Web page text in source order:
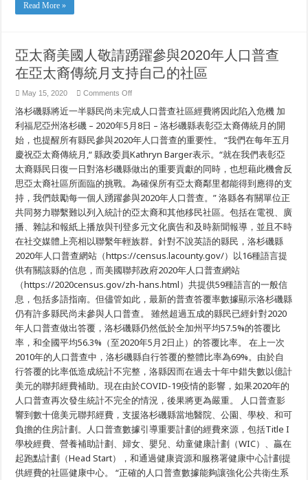
Read More »
亞太裔美國人敬請踴躍參與2020年人口普查
在亞太裔傳統月支持自己的社區
May 15, 2020 Comments Offon
太
裔
美
國
人
敬
請
踴
躍
參
與
2020
年
人
口
普
查
在
亞
太
裔
傳
月
支
持
自
己
的
社
區
洛杉磯縣將近一半縣民尚未完成人口普查社區經費將因此陷入危機 加
利福尼亞州洛杉磯 – 2020年5月8日 – 洛杉磯縣表彰亞太裔傳統月的開
始，也提醒所有縣民參與2020年人口普查的重要性。 “我們在每年五月
慶祝亞太裔傳統月,“ 縣政委員Kathryn Barger表示。“就在我們表彰亞
太裔縣民日復一日對洛杉磯縣做出的重要貢獻的同時，也想藉此機會反
思亞太裔社區所面臨的挑戰。為確保所有亞太裔鄰里都能得到應得的支
持，我們鼓勵每一個人踴躍參與2020年人口普查。” 洛縣各有關單位正
共同努力聯繫難以列入統計的亞太裔和其他移民社區。包括在電視、廣
播、雜誌和報紙上播放與刊登多元文化廣告和及時新聞報導，並且不時
在社交媒體上亮相以聯繫年輕族群。針對不說英語的縣民，洛杉磯縣
2020年人口普查網站（https://census.lacounty.gov/）以16種語言提
供有關該縣的信息，而美國聯邦政府2020年人口普查網站
（https://2020census.gov/zh-hans.html）共提供59種語言的一般信
息，包括多語指南。但儘管如此，最新的普查答覆率數據顯示洛杉磯縣
仍有許多縣民尚未參與人口普查。 雖然超過五成的縣民已經針對2020
年人口普查做出答覆，洛杉磯縣仍然低於全加州平均57.5%的答覆比
率，和全國平均56.3%（至2020年5月2日止）的答覆比率。 在上一次
2010年的人口普查中，洛杉磯縣自行答覆的整體比率為69%。由於自
行答覆的比率低造成統計不完整，洛縣因而在過去十年中錯失數以億計
美元的聯邦經費補助。現在由於COVID-19疫情的影響，如果2020年的
人口普查再次發生統計不完全的情況，後果將更為嚴重。 人口普查影
響到數十億美元聯邦經費，支援洛杉磯縣當地醫院、公園、學校、和可
負擔的住房計劃。人口普查數據引導重要計劃的經費來源，包括Title I
學校經費、營養補助計劃、婦女、嬰兒、幼童健康計劃（WIC）、贏在
起跑點計劃（Head Start），和通過健康資源和服務署健康中心計劃提
供經費的社區健康中心。 “正確的人口普查數據能夠讓強化公共衛生系